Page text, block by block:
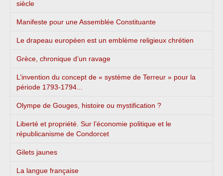
siècle
Manifeste pour une Assemblée Constituante
Le drapeau européen est un emblème religieux chrétien
Grèce, chronique d’un ravage
L’invention du concept de « système de Terreur » pour la
période 1793-1794...
Olympe de Gouges, histoire ou mystification ?
Liberté et propriété. Sur l’économie politique et le
républicanisme de Condorcet
Gilets jaunes
La langue française